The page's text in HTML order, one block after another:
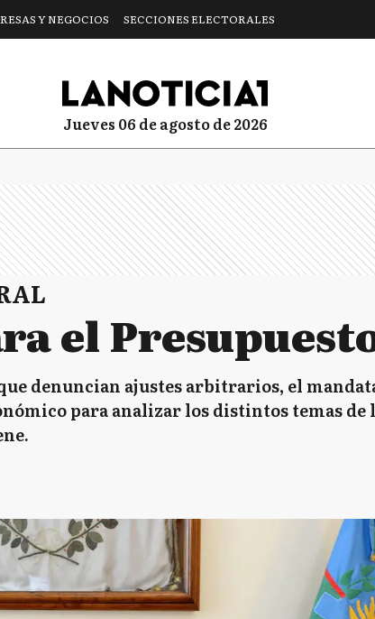
Y NEGOCIOS SECCIONES ELECTORALES
jueves 06 de agosto de 2026
el
denuncian ajustes arbitrarios, el
para analizar los distintos temas de